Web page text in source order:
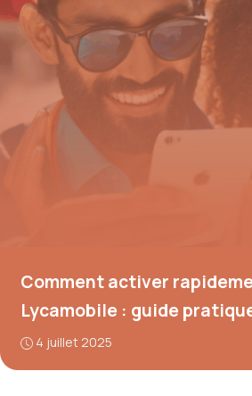
Comment activer
Lycamobile : guide
4 juillet 2025